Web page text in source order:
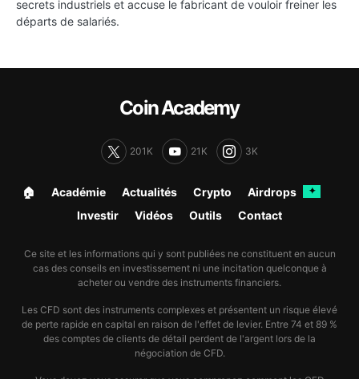
secrets industriels et accuse le fabricant de vouloir freiner les
départs de salariés.
Coin Academy
201K 21K 3K
🏠︎ Académie Actualités Crypto Airdrops ✦
Investir Vidéos Outils Contact
Ce site et les informations qui y sont publiées ne constituent en aucun
cas des conseils en investissement ni une incitation quelconque à
acheter ou vendre des instruments financiers.
Les CFD sont des instruments complexes et présentent un risque élevé
de perte rapide en capital en raison de l'effet de levier. Entre 74 et 89 %
des comptes de clients de détail perdent de l'argent lors de la
négociation de CFD.